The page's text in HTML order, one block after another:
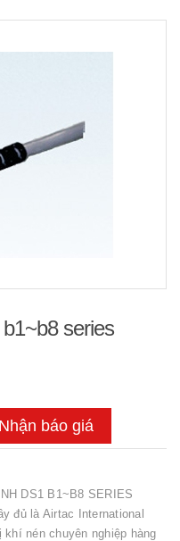
series
Nhận báo giá
DS1 B1~B8 SERIES
đủ là Airtac International
nén chuyên nghiệp hàng